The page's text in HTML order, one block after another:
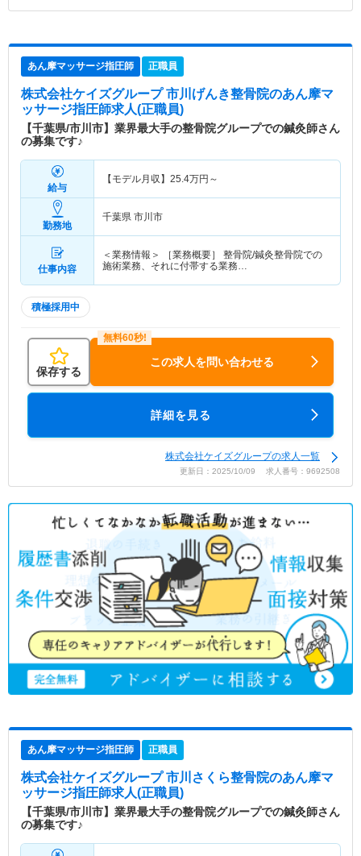
あん摩マッサージ指圧師 正職員
株式会社ケイズグループ 市川げんき整骨院のあん摩マ
ッサージ指圧師求人(正職員)
【千葉県/市川市】業界最大手の整骨院グループでの鍼灸師さん
の募集です♪
給与
【モデル月収】 25.4万円～
勤務地
千葉県 市川市
仕事内容
＜業務情報＞ ［業務概要］ 整骨院/鍼灸整骨院での
施術業務、それに付帯する業務…
積極採用中
保存する
この求人を問い合わせる
詳細を見る
株式会社ケイズグループの求人一覧
更新日：2025/10/09 求人番号：9692508
あん摩マッサージ指圧師 正職員
株式会社ケイズグループ 市川さくら整骨院のあん摩マ
ッサージ指圧師求人(正職員)
【千葉県/市川市】業界最大手の整骨院グループでの鍼灸師さん
の募集です♪